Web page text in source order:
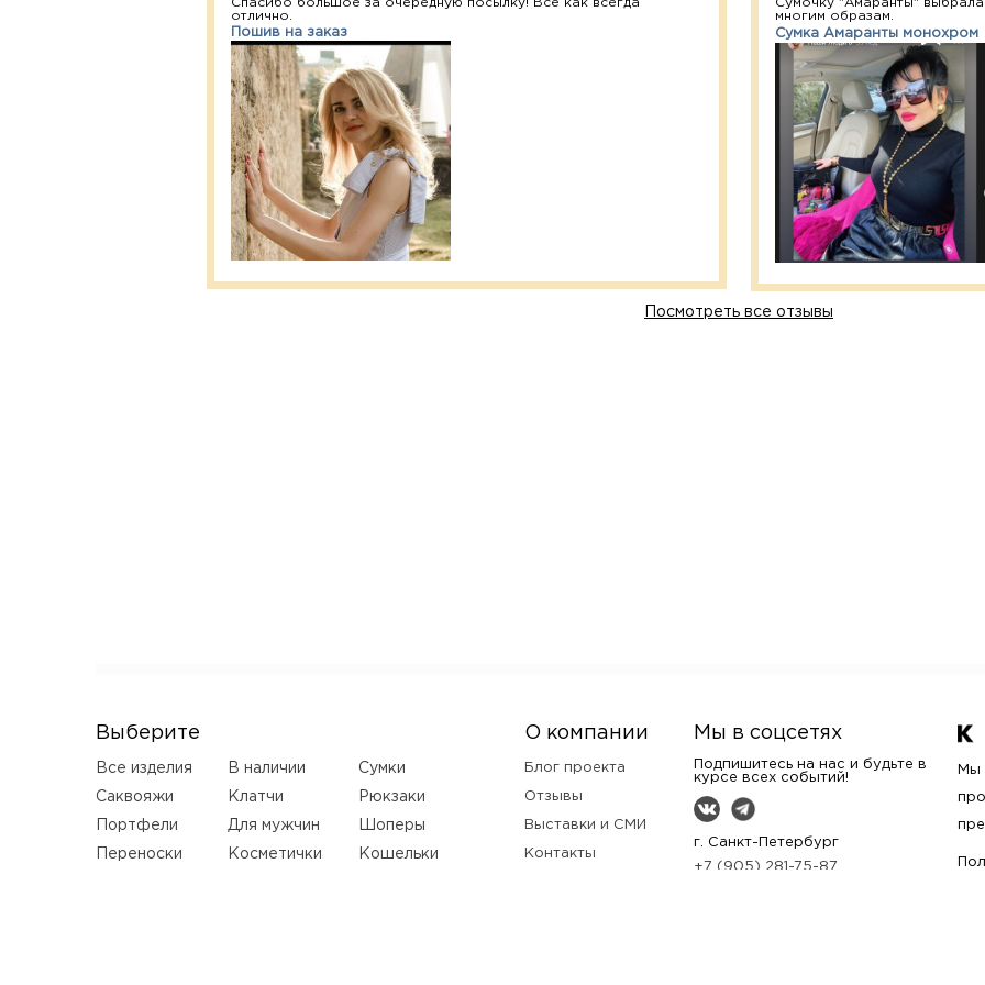
Спасибо большое за очередную посылку! Все как всегда
отлично.
Пошив на заказ
Сумочку "Амаранты"
многим образам.
Сумка Амаранты монохром
Посмотреть все отзывы
Выберите
Все изделия В наличии Сумки
Саквояжи Клатчи Рюкзаки
Портфели Для мужчин Шоперы
Переноски Косметички Кошельки
О компании
Блог проекта
Отзывы
Выставки и СМИ
Контакты
Мы в соцсетях
Подпишитесь на нас и будьте в
курсе всех событий!
г. Санкт-Петербург
+7 (905) 281-75-87
Мы